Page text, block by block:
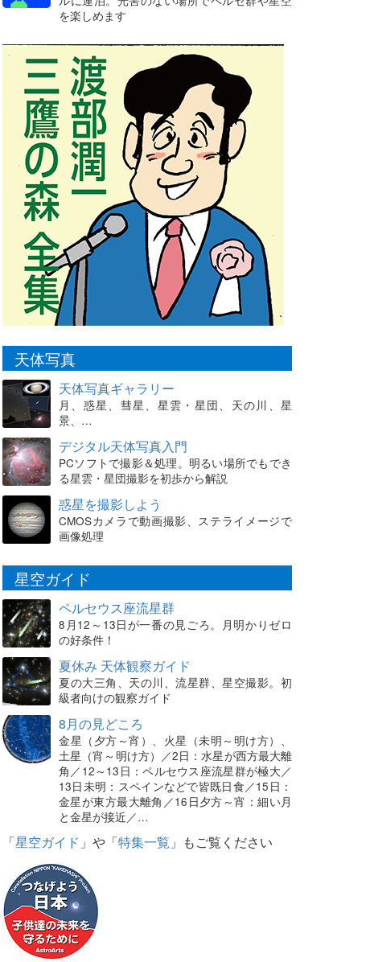
を楽しめます
天体写真
天体写真ギャラリー
月、惑星、彗星、星雲・星団、天の川、星
景、…
デジタル天体写真入門
PCソフトで撮影＆処理。明るい場所でもでき
る星雲・星団撮影を初歩から解説
惑星を撮影しよう
CMOSカメラで動画撮影、ステライメージで
画像処理
星空ガイド
ペルセウス座流星群
8月12～13日が一番の見ごろ。月明かりゼロ
の好条件！
夏休み 天体観察ガイド
夏の大三角、天の川、流星群、星空撮影。初
級者向けの観察ガイド
8月の見どころ
金星（夕方～宵）、火星（未明～明け方）、
土星（宵～明け方）／2日：水星が西方最大離
角／12～13日：ペルセウス座流星群が極大／
13日未明：スペインなどで皆既日食／15日：
金星が東方最大離角／16日夕方～宵：細い月
と金星が接近／…
「星空ガイド 」や「特集一覧 」もご覧ください